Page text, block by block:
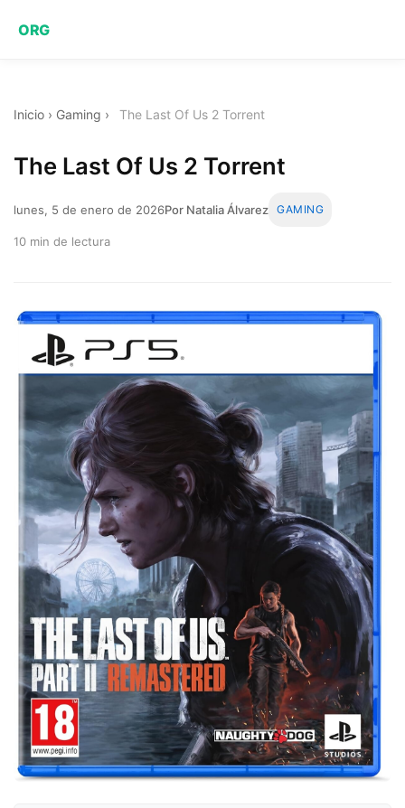
ORG
Inicio › Gaming › The Last Of Us 2 Torrent
The Last Of Us 2 Torrent
lunes, 5 de enero de 2026Por Natalia Álvarez GAMING
10 min de lectura